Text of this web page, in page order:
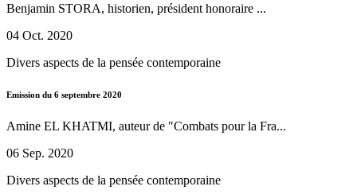
Benjamin STORA, historien, président honoraire ...
04 Oct. 2020
Divers aspects de la pensée contemporaine
Emission du 6 septembre 2020
Amine EL KHATMI, auteur de "Combats pour la Fra...
06 Sep. 2020
Divers aspects de la pensée contemporaine